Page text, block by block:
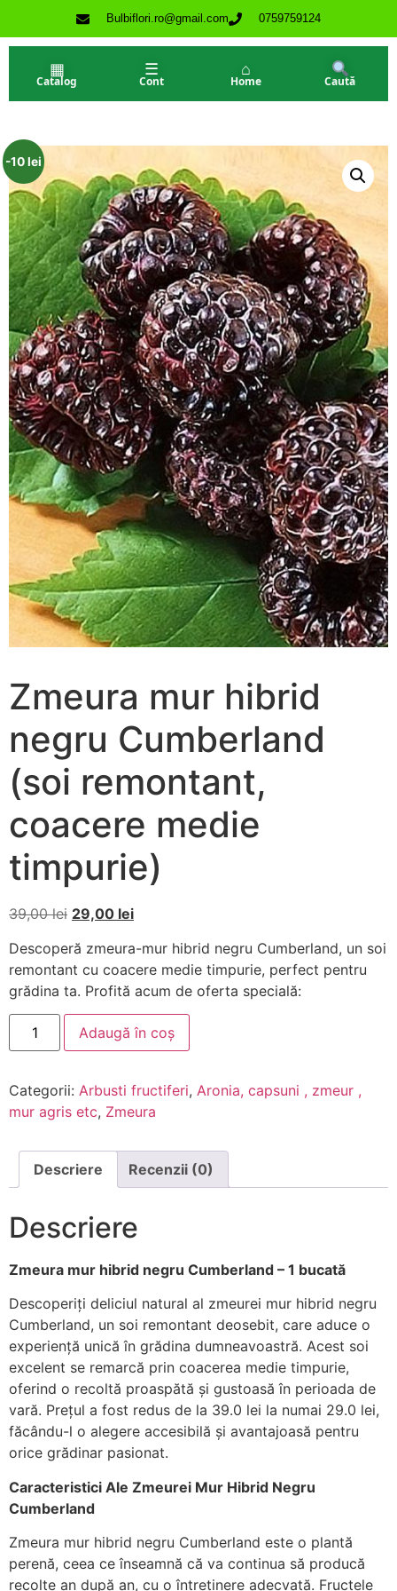
Bulbiflori.ro@gmail.com 0759759124
▦
Catalog
☰
Cont
⌂
Home Caută
-10 lei
Zmeura mur hibrid
negru Cumberland
(soi remontant,
coacere medie
timpurie)
39,00lei 29,00 lei
Descoperă zmeura-mur hibrid negru Cumberland, un soi
remontant cu coacere medie timpurie, perfect pentru
grădina ta. Profită acum de oferta specială:
Adaugă în coș
Categorii: Arbusti fructiferi, Aronia, capsuni , zmeur ,
mur agris etc, Zmeura
Descriere Recenzii (0)
Descriere
Zmeura mur hibrid negru Cumberland – 1 bucată
Descoperiți deliciul natural al zmeurei mur hibrid negru
Cumberland, un soi remontant deosebit, care aduce o
experiență unică în grădina dumneavoastră. Acest soi
excelent se remarcă prin coacerea medie timpurie,
oferind o recoltă proaspătă și gustoasă în perioada de
vară. Prețul a fost redus de la 39.0 lei la numai 29.0 lei,
făcându-l o alegere accesibilă și avantajoasă pentru
orice grădinar pasionat.
Caracteristici Ale Zmeurei Mur Hibrid Negru
Cumberland
Zmeura mur hibrid negru Cumberland este o plantă
perenă, ceea ce înseamnă că va continua să producă
recolte an după an, cu o întreținere adecvată. Fructele